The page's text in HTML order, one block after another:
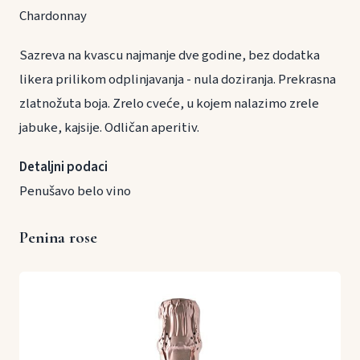
Chardonnay
Sazreva na kvascu najmanje dve godine, bez dodatka
likera prilikom odplinjavanja - nula doziranja. Prekrasna
zlatnožuta boja. Zrelo cveće, u kojem nalazimo zrele
jabuke, kajsije. Odličan aperitiv.
Detaljni podaci
Penušavo belo vino
Penina rose